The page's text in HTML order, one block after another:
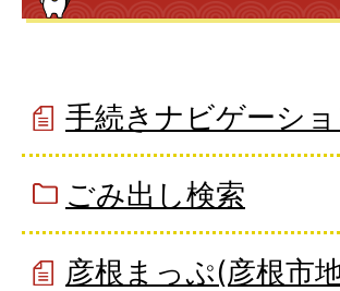
手続きナビゲーシ
ごみ出し検索
彦根まっぷ(彦根市